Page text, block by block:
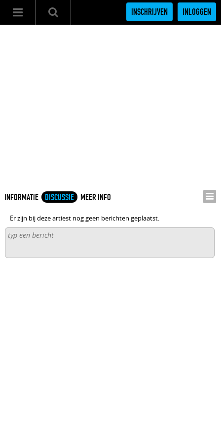
INSCHRIJVEN INLOGGEN
INFORMATIE DISCUSSIE MEER INFO
Er zijn bij deze artiest nog geen berichten geplaatst.